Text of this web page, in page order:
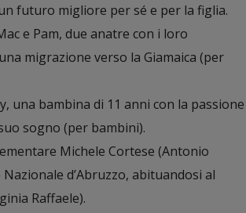
futuro migliore per sé e per la figlia.
e Pam, due anatre con i loro
migrazione verso la Giamaica (per
una bambina di 11 anni con la passione
sogno (per bambini).
Michele Cortese (Antonio
d’Abruzzo, abituandosi al
Raffaele).